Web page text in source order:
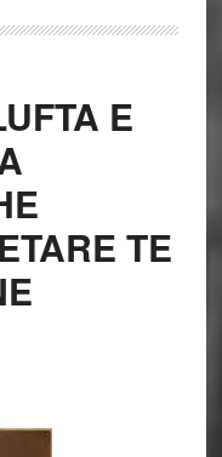
E
TE